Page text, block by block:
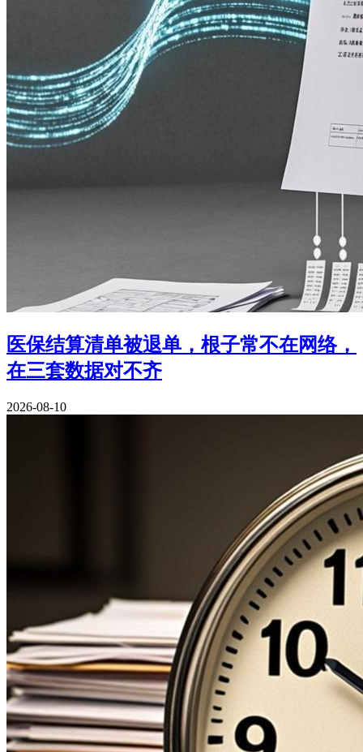
医保结算清单被退单，根子常不在网络，
在三套数据对不齐
2026-08-10